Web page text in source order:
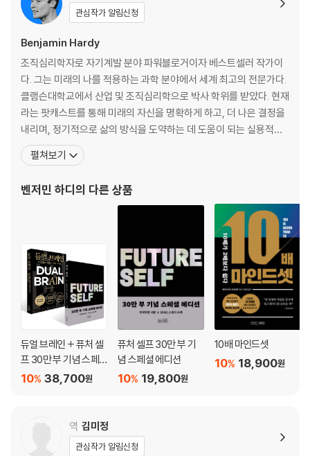
PART 2. 사람은 어디에서 성장하는가
4. 인생을 새롭게 들여다 보라
휴식과 회복의 시간이 필요한 까닭 | 인생의 리셋 시간을 만들어라 | 더 나
은 삶을 위해 일기를 써라 | 일기 쓰기를 통해 주간 계획을 수립하라
5. 자기만의 성지를 마련하라
사소한 오류가 대형 사고를 일으킨다 | 아침 루틴의 중요성 | 인생의 중요
6. 삶의 불필요한 것들을 덜어내라
변화에는 항상 어려움이 따른다 | 풍요로운 삶을 원한다면 불필요한 물건
들을 없애라 | 주의를 분산시키는 요인을 제거하라 | 목표에 전념할 수 있
게 나쁜 선택지를 제거하라 | 자신에게 해로운 사람을 멀리하라 | 필요한
일이라면 당장 실행하라
7. 기본 선택지를 변경하라
새로운 선택들이 고착되면 중독이 된다 | 유해한 환경에서 벗어나는 방법
8. 실패 상황에 대해 고민하라
부정적 자극에 미리 대처하라 | 나쁜 행동을 대체할 행동을 만들어라 | 목
표 달성 과정을 머릿속에서 시각화하라
최고의 성과를 가져오는 환경의 비밀 | 상황의 요구가 놀라운 능력을 만든
다 | 강제 기능을 통해 행동을 이끌어내라 | 몰입할 수 있는 상황을 만들어
관심작가 알림신청
Benjamin Hardy
조직심리학자로 자기계발 분야 파워블로거이자 베스트셀러 작가이
다. 그는 미래의 나를 적용하는 과학 분야에서 세계 최고의 전문가다.
클램슨대학교에서 산업 및 조직심리학으로 박사 학위를 받았다. 현재
라는 팟캐스트를 통해 미래의 자신을 명확하게 하고, 더 나은 결정을
내리며, 정기적으로 삶의 방식을 도약하는 데 도움이 되는 실용적인
전략을 공유하고 있다. 그의 블로그는 2015~2018년 동안 글쓰기 플
랫폼인 ‘미디엄’에서 1위에 오르고, 1억 명이 넘는 사람들이 읽었으며,
브스〉, 〈허핑턴 포스트〉, 〈옵
펼쳐보기
벤저민 하디 의 다른 상품
듀얼 브레인 + 퓨처 셀
프 30만 부 기념 스페
셜 에디션 세트
38,700원
10%
퓨처 셀프 30만 부 기
념 스페셜 에디션
19,800원
10%
10배 마인드셋
18,900원
10%
역 김미정
관심작가 알림신청